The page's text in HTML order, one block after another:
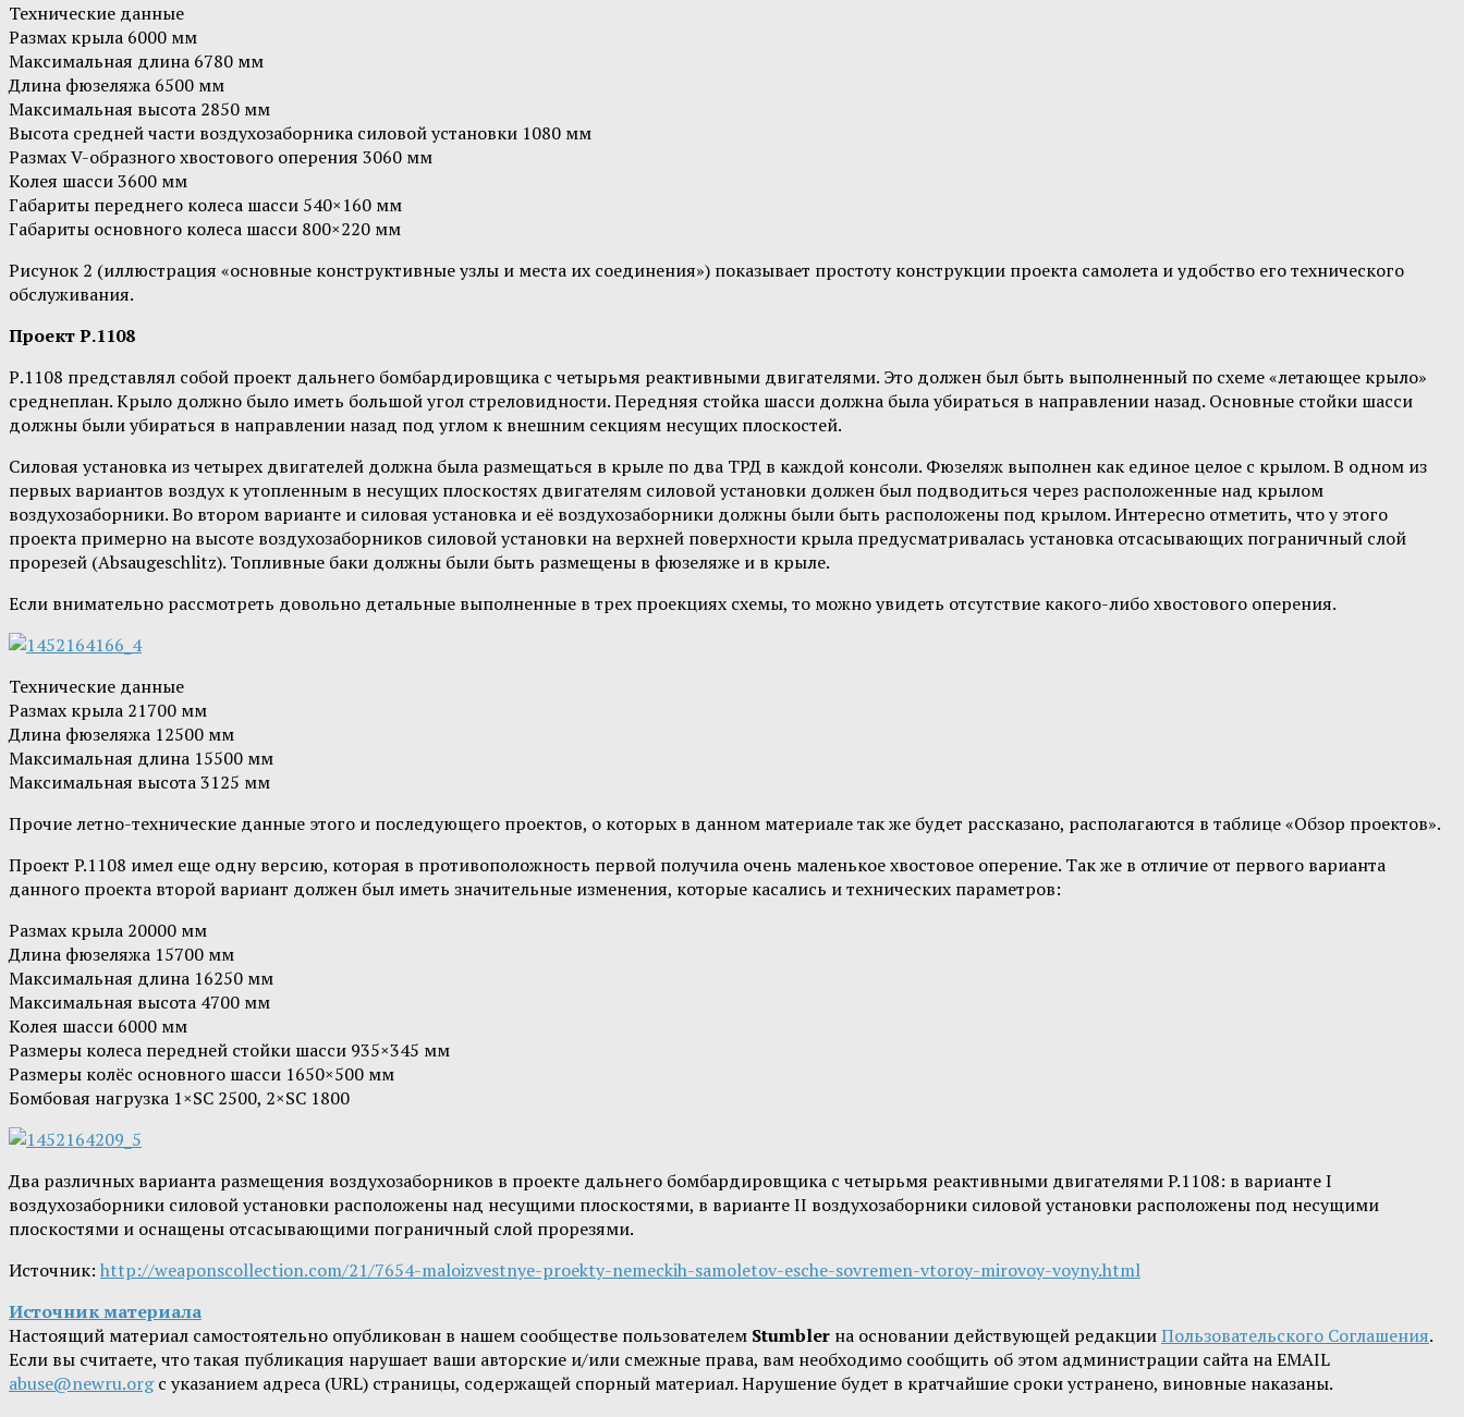
Технические данные
Размах крыла 6000 мм
Максимальная длина 6780 мм
Длина фюзеляжа 6500 мм
Максимальная высота 2850 мм
Высота средней части воздухозаборника силовой установки 1080 мм
Размах V-образного хвостового оперения 3060 мм
Колея шасси 3600 мм
Габариты переднего колеса шасси 540×160 мм
Габариты основного колеса шасси 800×220 мм
Рисунок 2 (иллюстрация «основные конструктивные узлы и места их соединения») показывает простоту конструкции проекта самолета и удобство его технического
обслуживания.
Проект Р.1108
Р.1108 представлял собой проект дальнего бомбардировщика с четырьмя реактивными двигателями. Это должен был быть выполненный по схеме «летающее крыло»
среднеплан. Крыло должно было иметь большой угол стреловидности. Передняя стойка шасси должна была убираться в направлении назад. Основные стойки шасси
должны были убираться в направлении назад под углом к внешним секциям несущих плоскостей.
Силовая установка из четырех двигателей должна была размещаться в крыле по два ТРД в каждой консоли. Фюзеляж выполнен как единое целое с крылом. В одном из
первых вариантов воздух к утопленным в несущих плоскостях двигателям силовой установки должен был подводиться через расположенные над крылом
воздухозаборники. Во втором варианте и силовая установка и её воздухозаборники должны были быть расположены под крылом. Интересно отметить, что у этого
проекта примерно на высоте воздухозаборников силовой установки на верхней поверхности крыла предусматривалась установка отсасывающих пограничный слой
прорезей (Absaugeschlitz). Топливные баки должны были быть размещены в фюзеляже и в крыле.
Если внимательно рассмотреть довольно детальные выполненные в трех проекциях схемы, то можно увидеть отсутствие какого-либо хвостового оперения.
Технические данные
Размах крыла 21700 мм
Длина фюзеляжа 12500 мм
Максимальная длина 15500 мм
Максимальная высота 3125 мм
Прочие летно-технические данные этого и последующего проектов, о которых в данном материале так же будет рассказано, располагаются в таблице «Обзор проектов».
Проект P.1108 имел еще одну версию, которая в противоположность первой получила очень маленькое хвостовое оперение. Так же в отличие от первого варианта
данного проекта второй вариант должен был иметь значительные изменения, которые касались и технических параметров:
Размах крыла 20000 мм
Длина фюзеляжа 15700 мм
Максимальная длина 16250 мм
Максимальная высота 4700 мм
Колея шасси 6000 мм
Размеры колеса передней стойки шасси 935×345 мм
Размеры колёс основного шасси 1650×500 мм
Бомбовая нагрузка 1×SC 2500, 2×SC 1800
Два различных варианта размещения воздухозаборников в проекте дальнего бомбардировщика с четырьмя реактивными двигателями P.1108: в варианте I
воздухозаборники силовой установки расположены над несущими плоскостями, в варианте II воздухозаборники силовой установки расположены под несущими
плоскостями и оснащены отсасывающими пограничный слой прорезями.
Источник: http://weaponscollection.com/21/7654-maloizvestnye-proekty-nemeckih-samoletov-esche-sovremen-vtoroy-mirovoy-voyny.html
Источник материала
Настоящий материал самостоятельно опубликован в нашем сообществе пользователем Stumbler на основании действующей редакцииПользовательского Соглашения.
Если вы считаете, что такая публикация нарушает ваши авторские и/или смежные права, вам необходимо сообщить об этом администрации сайта на EMAIL
abuse@newru.orgс указанием адреса (URL) страницы, содержащей спорный материал. Нарушение будет в кратчайшие сроки устранено, виновные наказаны.